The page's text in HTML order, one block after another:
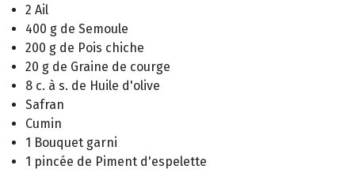
2 Ail
400 g de Semoule
200 g de Pois chiche
20 g de Graine de courge
8 c. à s. de Huile d'olive
Safran
Cumin
1 Bouquet garni
1 pincée de Piment d'espelette